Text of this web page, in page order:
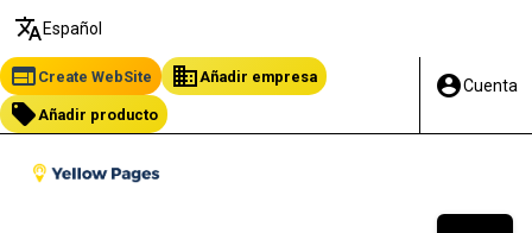
translate Español
web Create WebSite business Añadir empresa
local_offer Añadir producto
account_circleCuenta